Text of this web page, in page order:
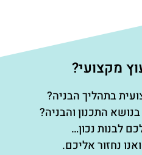
מקצועי?
בתהליך הבניה?
התכנון והבניה?
לבנות נכון…
נחזור אליכם.